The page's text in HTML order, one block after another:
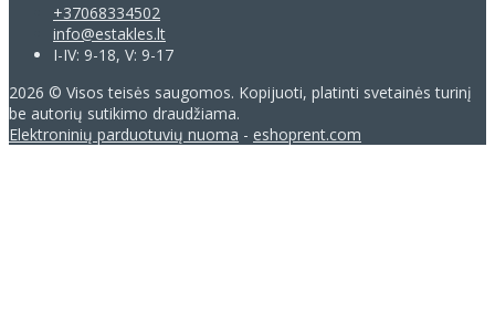
+37068334502
info@estakles.lt
I-IV: 9-18, V: 9-17
2026 © Visos teisės saugomos. Kopijuoti, platinti svetainės turinį
be autorių sutikimo draudžiama.
Elektroninių parduotuvių nuoma - eshoprent.com